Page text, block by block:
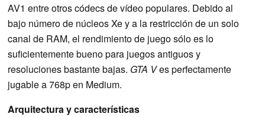
AV1 entre otros códecs de vídeo populares. Debido al
bajo número de núcleos Xe y a la restricción de un solo
canal de RAM, el rendimiento de juego sólo es lo
suficientemente bueno para juegos antiguos y
resoluciones bastante bajas. GTA Ves perfectamente
jugable a 768p en Medium.
Arquitectura y características